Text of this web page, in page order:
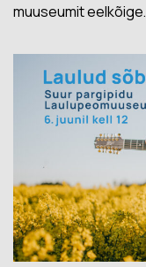
muuseumit